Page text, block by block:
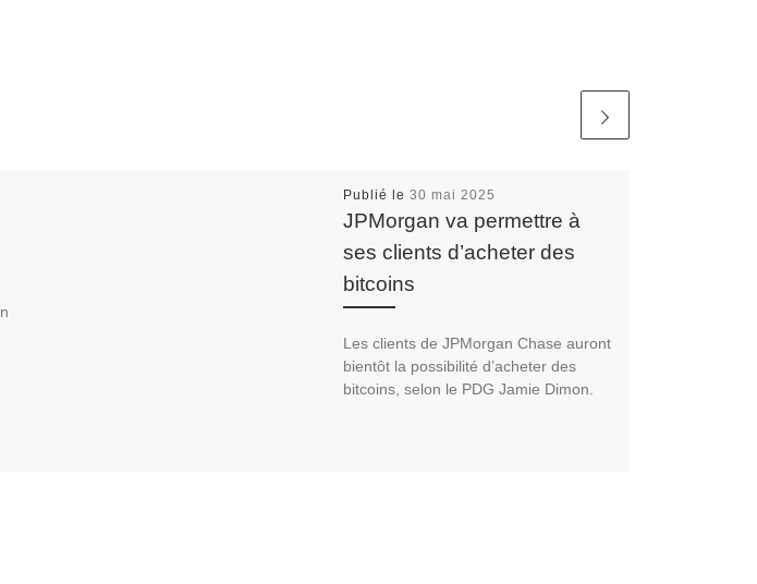
Publié le 30 mai 2025
JPMorgan va permettre à
ses clients d’acheter des
bitcoins
Les clients de JPMorgan Chase auront
bientôt la possibilité d’acheter des
bitcoins, selon le PDG Jamie Dimon.